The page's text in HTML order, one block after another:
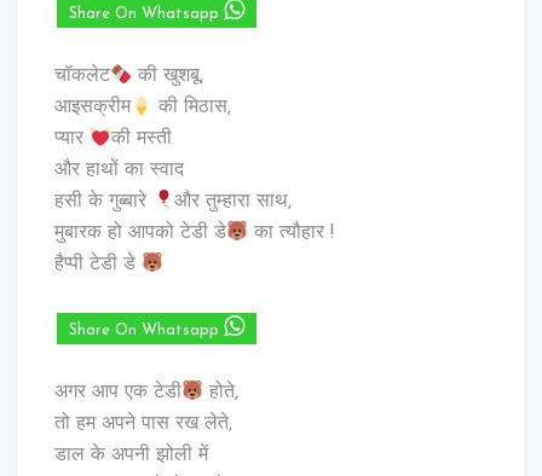
Share On Whatsapp
चॉकलेट
की खुशबू,
आइसक्रीम
की मिठास,
प्यार
की मस्ती
और हाथों का स्वाद
हसी के गुब्बारे
और तुम्हारा साथ,
मुबारक हो आपको टेडी डे
का त्यौहार !
हैप्पी टेडी डे
Share On Whatsapp
अगर आप एक टेडी
होते,
तो हम अपने पास रख लेते,
डाल के अपनी झोली में